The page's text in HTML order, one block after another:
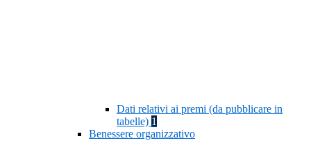
Dati relativi ai premi (da pubblicare in
tabelle) 1
Benessere organizzativo